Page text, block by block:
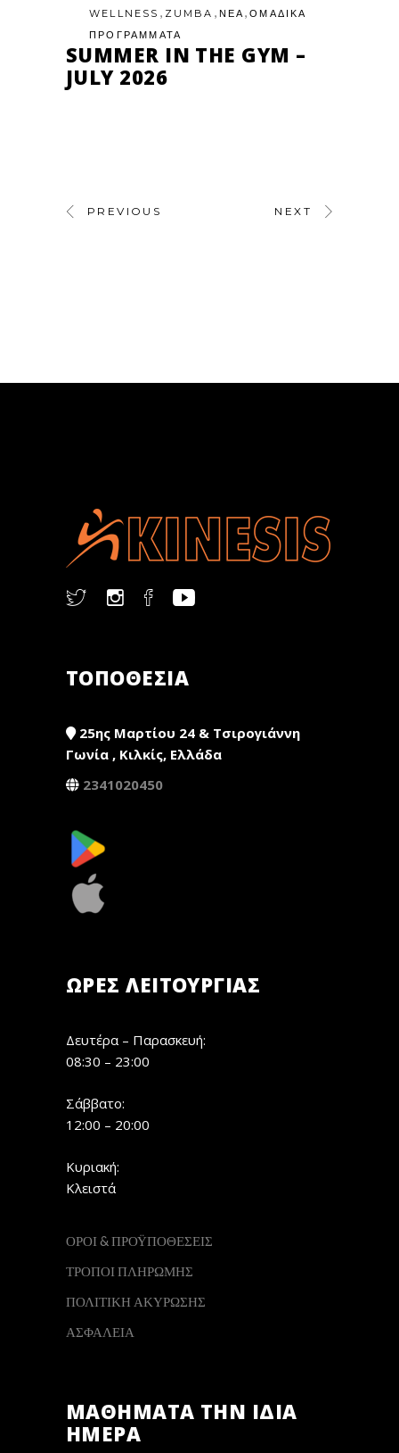
WELLNESS , ZUMBA , ΝΕΑ,ΟΜΑΔΙΚΑ
ΠΡΟΓΡΑΜΜΑΤΑ
SUMMER IN THE GYM –
JULY 2026
PREVIOUS NEXT
ΤΟΠΟΘΕΣΙΑ
25ης Μαρτίου 24 & Τσιρογιάννη
Γωνία , Κιλκίς, Ελλάδα
2341020450
ΏΡΕΣ ΛΕΙΤΟΥΡΓΊΑΣ
Δευτέρα – Παρασκευή:
08:30 – 23:00
Σάββατο:
12:00 – 20:00
Κυριακή:
Κλειστά
ΟΡΟΙ & ΠΡΟΫΠΟΘΕΣΕΙΣ
ΤΡΟΠΟΙ ΠΛΗΡΩΜΗΣ
ΠΟΛΙΤΙΚΗ ΑΚΥΡΩΣΗΣ
ΑΣΦΑΛΕΙΑ
ΜΑΘΗΜΑΤΑ ΤΗΝ ΙΔΙΑ
ΗΜΕΡΑ